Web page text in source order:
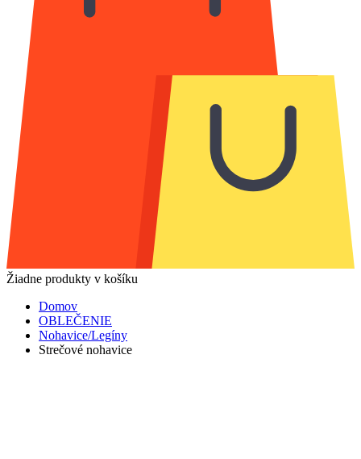
Žiadne produkty v košíku
Domov
OBLEČENIE
Nohavice/Legíny
Strečové nohavice